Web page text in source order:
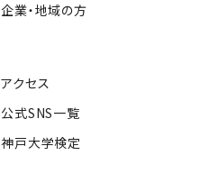
企業・地域の方
アクセス
公式SNS一覧
神戸大学検定